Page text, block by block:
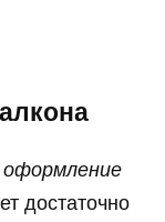
оформление
достаточно